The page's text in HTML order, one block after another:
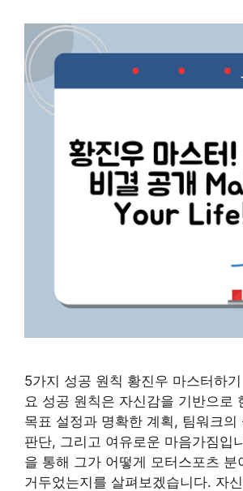
5가지 성공 원칙 황진우 마스터하
요 성공 원칙은 자신감을 기반으로
목표 설정과 명확한 계획, 팀워크의
판단, 그리고 여유로운 마음가짐입
을 통해 그가 어떻게 모터스포츠 분
거두었는지를 살펴보겠습니다. 자